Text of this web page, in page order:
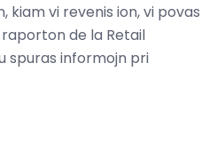
kiam vi revenis ion, vi povas
de la Retail
spuras informojn pri